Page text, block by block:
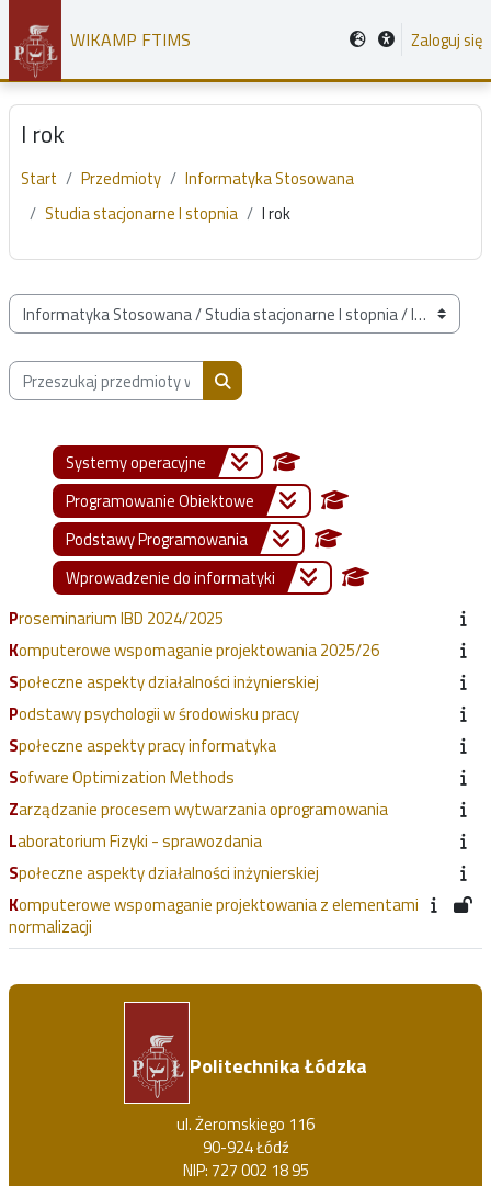
Przejdź do głównej zawartości
WIKAMP FTIMS Zaloguj się
I rok
Start Przedmioty
Informatyka Stosowana
Studia stacjonarne I stopnia
I rok
Kategorie przedmiotów
Przeszukaj przedmioty wg nazwy, opisu lub prowadzącego
Przeszukaj przedmioty wg nazwy,
Systemy operacyjne
Programowanie Obiektowe
Podstawy Programowania
Wprowadzenie do informatyki
Proseminarium IBD 2024/2025
Komputerowe wspomaganie projektowania 2025/26
Społeczne aspekty działalności inżynierskiej
Podstawy psychologii w środowisku pracy
Społeczne aspekty pracy informatyka
Sofware Optimization Methods
Zarządzanie procesem wytwarzania oprogramowania
Laboratorium Fizyki - sprawozdania
Społeczne aspekty działalności inżynierskiej
Komputerowe wspomaganie projektowania z elementami
normalizacji
Politechnika Łódzka
ul. Żeromskiego 116
90-924 Łódź
NIP: 727 002 18 95